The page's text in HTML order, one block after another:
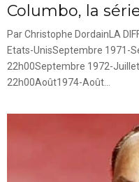
Columbo, la
Par Christophe DordainLA
Etats-UnisSeptembre 1971-
22h00Septembre 1972-
22h00Août1974-Août...